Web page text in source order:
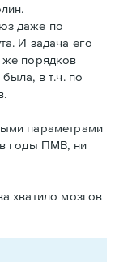
даже по
И задача его
же порядков
в т.ч. по
параметрами
годы ПМВ, ни
хватило мозгов